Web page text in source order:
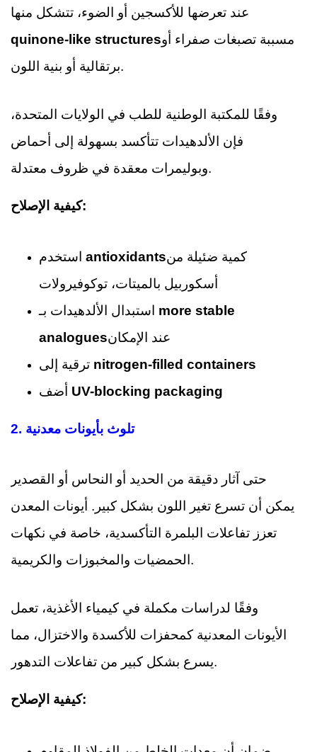
عند تعرضها للأكسجين أو الضوء، تتشكل منها
quinone-like structuresمسببة تصبغات صفراء أو
برتقالية أو بنية اللون.
وفقًا للمكتبة الوطنية للطب في الولايات المتحدة،
فإن الألدهيدات تتأكسد بسهولة إلى أحماض
وبوليمرات معقدة في ظروف معتدلة.
كيفية الإصلاح:
antioxidantsكمية ضئيلة من
أسكوربيل بالميتات، توكوفيرولات
more stable
analoguesعند الإمكان
nitrogen-filled containers
UV-blocking packaging
2. تلوث بأيونات معدنية
حتى آثار دقيقة من الحديد أو النحاس أو القصدير
يمكن أن تسرع تغير اللون بشكل كبير. أيونات المعدن
تعزز تفاعلات البلمرة التأكسدية، خاصة في نكهات
الحمضيات والمخبوزات والكريمية.
وفقًا لدراسات مكملة في كيمياء الأغذية، تعمل
الأيونات المعدنية كمحفزات للأكسدة والاختزال، مما
يسرع بشكل كبير من تفاعلات التدهور.
كيفية الإصلاح: